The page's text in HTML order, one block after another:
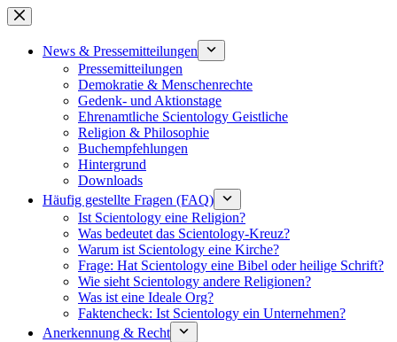
Zum
Inhalt
springenNews & Pressemitteilungen
Pressemitteilungen
Demokratie & Menschenrechte
Gedenk- und Aktionstage
Ehrenamtliche Scientology Geistliche
Religion & Philosophie
Buchempfehlungen
Hintergrund
Downloads
Häufig gestellte Fragen (FAQ)
Ist Scientology eine Religion?
Was bedeutet das Scientology-Kreuz?
Warum ist Scientology eine Kirche?
Frage: Hat Scientology eine Bibel oder heilige Schrift?
Wie sieht Scientology andere Religionen?
Was ist eine Ideale Org?
Faktencheck: Ist Scientology ein Unternehmen?
Anerkennung & Recht